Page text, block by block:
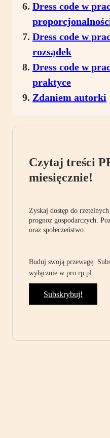
Dress code w
Dress code w
rozsądek
Dress code w
praktyce
Zdaniem autorki
Czytaj treści
miesięcznie!
Zyskaj dostęp do
prognoz gospodarczych.
oraz społeczeństwo.
Buduj swoją przewagę.
wyłącznie w pro.rp.pl.
Subskrybuj!